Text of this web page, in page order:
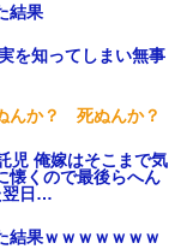
「理由を聞いても
っってる」旦那
「未成年なので無
ず店員に5千円を渡
録音内容を父に聞か
んか？ 死ぬんか？
結果
を知ってしまい無事
んか？ 死ぬんか？
児 俺嫁はそこまで気
懐くので最後らへん
翌日…
結果ｗｗｗｗｗｗｗ